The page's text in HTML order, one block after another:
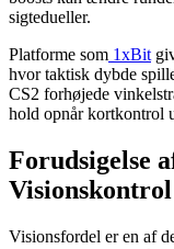
sigtedueller.
Platforme som 1xBit
hvor taktisk dybde
CS2 forhøjede
hold opnår kortkontrol
Forudsigelse
Visionskontrol
Visionsfordel er en af